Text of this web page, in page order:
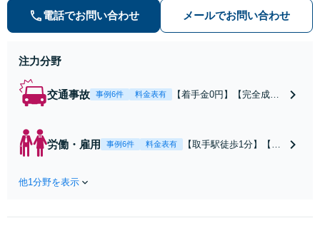
は不当解雇・雇い止め・残業代未払
いの相談【完全成功報酬制】【相談
電話でお問い合わせ メールでお問い合わせ
注力分野
交通事故 事例6件 料金表有
【着手金0円】【完全成功
績多数あり！3カ月以内ス
ピード解決／示談金0円→5
労働・雇用 事例6件 料金表有
【取手駅徒歩1分】【オ
「残業代不払いは何が
他1分野を表示